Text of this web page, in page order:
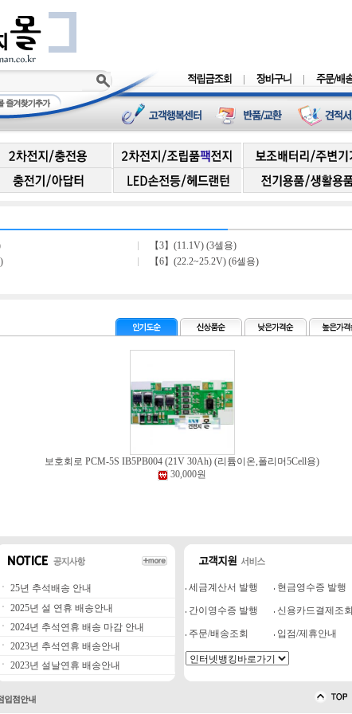
【3】(11.1V) (3셀용)
【6】(22.2~25.2V) (6셀용)
보호회로 PCM-5S IB5PB004 (21V 30Ah) (리튬이온,폴리머5Cell용)
30,000원
ㆍ 25년 추석배송 안내
ㆍ 2025년 설 연휴 배송안내
ㆍ 2024년 추석연휴 배송 마감 안내
ㆍ 2023년 추석연휴 배송안내
ㆍ 2023년 설날연휴 배송안내
세금계산서 발행 현금영수증 발행
간이영수증 발행 신용카드결제조회
주문/배송조회 입점/제휴안내